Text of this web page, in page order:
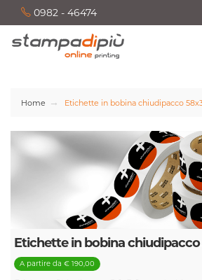
0982 - 46474
Home Etichette in bobina chiudipacco
Etichette in bobina chiudipacco
A partire da € 190,00